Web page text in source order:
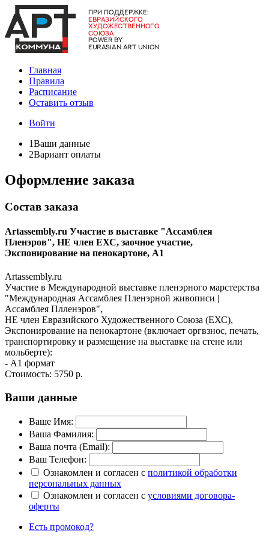
Главная
Правила
Расписание
Оставить отзыв
Войти
1Ваши данные
2Вариант оплаты
Оформление заказа
Состав заказа
Artassembly.ru Участие в выставке "Ассамблея
Пленэров", ​НЕ член ЕХС, заочное участие,
Экспонирование на пенокартоне, А1
Artassembly.ru
Участие в Международной выставке пленэрного марстерства
"Международная Ассамблея Пленэрной живописи |
Ассамблея Плленэров", ​
НЕ член Евразийского Художественного Союза (ЕХС),
Экспонирование на пенокартоне (включает оргвзнос, печать,
транспортировку и размещение на выставке на стене или
мольберте):
- А1 формат
Стоимость: 5750 р.
Ваши данные
Ваше Имя:
Ваша Фамилия:
Ваша почта (Email):
Ваш Телефон:
Ознакомлен и согласен с политикой обработки
персональных данных
Ознакомлен и согласен с условиями договора-
оферты
Есть промокод?